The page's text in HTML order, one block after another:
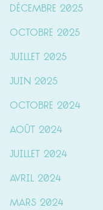
décembre 2025
octobre 2025
juillet 2025
juin 2025
octobre 2024
août 2024
juillet 2024
avril 2024
mars 2024